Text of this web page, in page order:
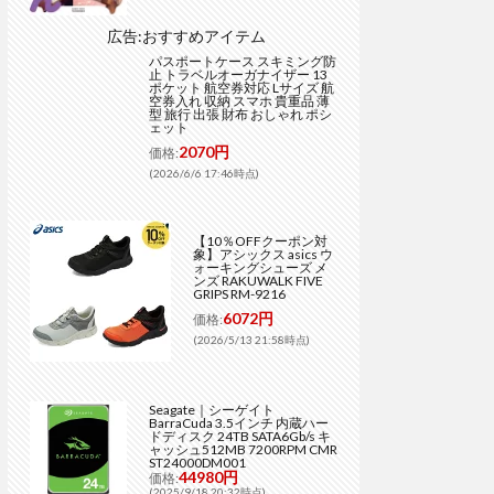
広告:おすすめアイテム
パスポートケース スキミング防
止 トラベルオーガナイザー 13
ポケット 航空券対応 Lサイズ 航
空券入れ 収納 スマホ 貴重品 薄
型 旅行 出張 財布 おしゃれ ポシ
ェット
価格:2070円
(2026/6/6 17:46時点)
【10％OFFクーポン対
象】アシックス asics ウ
ォーキングシューズ メ
ンズ RAKUWALK FIVE
GRIPS RM-9216
価格:6072円
(2026/5/13 21:58時点)
Seagate｜シーゲイト
BarraCuda 3.5インチ 内蔵ハー
ドディスク 24TB SATA6Gb/s キ
ャッシュ512MB 7200RPM CMR
ST24000DM001
価格:44980円